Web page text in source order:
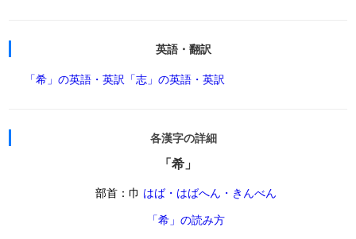
英語・翻訳
「希」の英語・英訳 「志」の英語・英訳
各漢字の詳細
「希」
部首：巾 はば・はばへん・きんべん
「希」の読み方